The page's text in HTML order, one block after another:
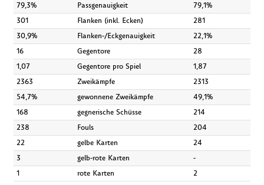
79,3%
Passgenauigkeit
79,1%
301
Flanken (inkl. Ecken)
281
30,9%
Flanken-/Eckgenauigkeit
22,1%
16
Gegentore
28
1,07
Gegentore pro Spiel
1,87
2363
Zweikämpfe
2313
54,7%
gewonnene Zweikämpfe
49,1%
168
gegnerische Schüsse
214
238
Fouls
204
22
gelbe Karten
24
3
gelb-rote Karten
-
1
rote Karten 2